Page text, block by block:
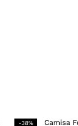
-38%
Camisa